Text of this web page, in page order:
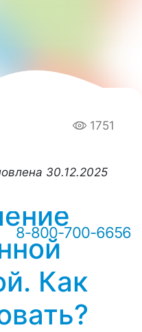
можем вам
8-800-700-6656
1751
30.12.2025
Как